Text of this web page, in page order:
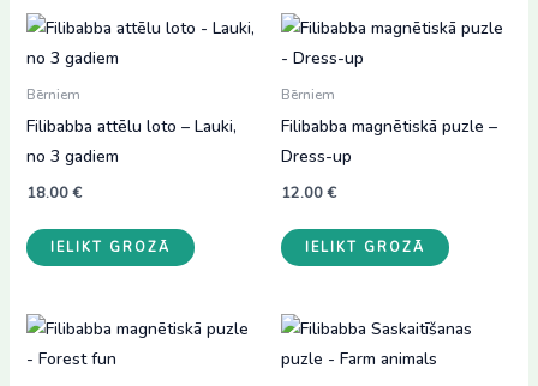
Bērniem
Filibabba attēlu loto – Lauki,
no 3 gadiem
18.00€
IELIKT GROZĀ
Bērniem
Filibabba magnētiskā puzle –
Dress-up
12.00€
IELIKT GROZĀ